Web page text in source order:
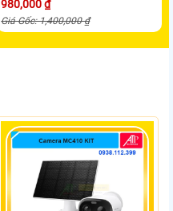
980,000 ₫
Giá Gốc: 1,400,000 ₫